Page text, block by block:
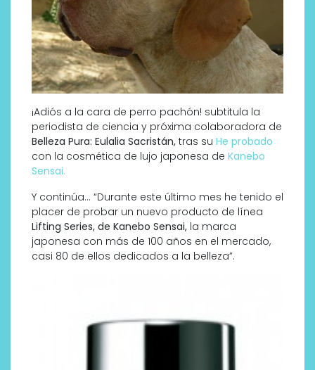
¡Adiós a la cara de perro pachón! subtitula la
periodista de ciencia y próxima colaboradora de
Belleza Pura: Eulalia Sacristán, tras su He probado
con la cosmética de lujo japonesa de Kanebo
Sensai.
Y continúa… “Durante este último mes he tenido el
placer de probar un nuevo producto de línea
Lifting Series, de Kanebo Sensai, la marca
japonesa con más de 100 años en el mercado,
casi 80 de ellos dedicados a la belleza”.